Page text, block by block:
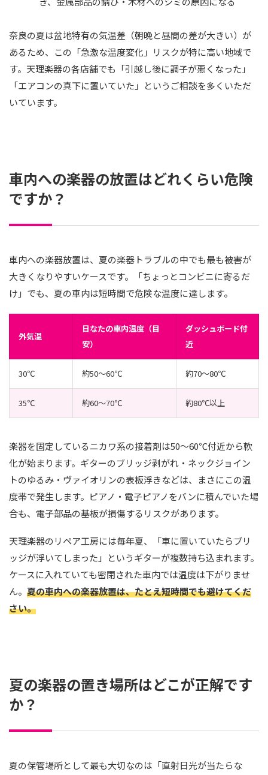
奈良の夏は盆地特有の気温差（朝晩と昼間の差が大きい）が
あるため、この「急激な温度変化」リスクが特に高い地域で
す。天理楽器の各店舗でも「引越し後に調子が悪くなった」
「エアコンの真下に置いていた」というご相談を多くいただ
いています。
車内への楽器の放置はどれくらい危険
ですか？
車内への楽器放置は、夏の楽器トラブルの中でも最も被害が
大きくなりやすいケースです。「ちょっとコンビニに寄るだ
け」でも、夏の車内は短時間で危険な温度に達します。
外気温
日なたの車内温度（目
安）
ダッシュボード付
近
30℃ 約50〜60℃ 約70〜80℃
35℃ 約60〜70℃ 約80℃以上
楽器を固定しているニカワ系の接着剤は50〜60℃付近から軟
化が始まります。ギターのブリッジ剥がれ・ネックジョイン
トのゆるみ・ヴァイオリンの表板浮きなどは、まさにこの温
度帯で発生します。ピアノ・電子ピアノをバンに積んでいた場
合も、電子部品の基板が損傷するリスクがあります。
天理楽器のリペア工房には毎年夏、「車に置いていたらブリ
ッジが浮いてしまった」というギターが複数持ち込まれます。
ケースに入れていても密閉された車内では温度は下がりませ
ん。 夏の車内への楽器放置は、たとえ短時間でも避けてくだ
さい。
夏の楽器の置き場所はどこが正解です
か？
夏の保管場所として最も大切なのは「直射日光が当たらな